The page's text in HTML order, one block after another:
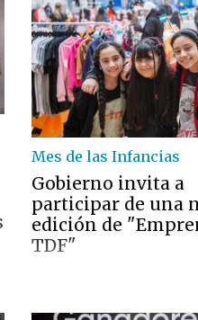
Mes de las Infancias
Gobierno invita a
participar de una
edición de
TDF"